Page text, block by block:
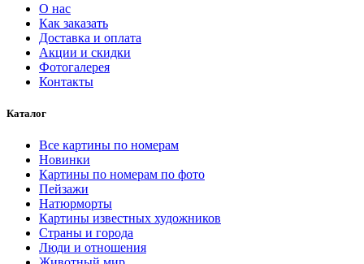
О нас
Как заказать
Доставка и оплата
Акции и скидки
Фотогалерея
Контакты
Каталог
Все картины по номерам
Новинки
Картины по номерам по фото
Пейзажи
Натюрморты
Картины известных художников
Страны и города
Люди и отношения